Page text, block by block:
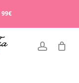
account
Cart